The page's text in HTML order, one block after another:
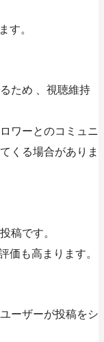
す。
ため 、視聴維持
ワーとのコミュニ
くる場合がありま
稿です。
価も高まります。
ーザーが投稿をシ